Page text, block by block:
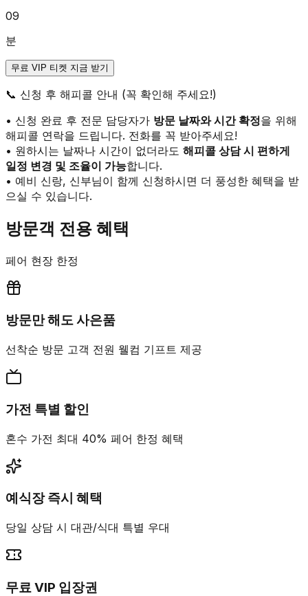
09
분
무료 VIP 티켓 지금 받기
📞 신청 후 해피콜 안내 (꼭 확인해 주세요!)
• 신청 완료 후 전문 담당자가 방문 날짜와 시간 확정을 위해
해피콜 연락을 드립니다. 전화를 꼭 받아주세요!
• 원하시는 날짜나 시간이 없더라도 해피콜 상담 시 편하게
일정 변경 및 조율이 가능합니다.
• 예비 신랑, 신부님이 함께 신청하시면 더 풍성한 혜택을 받
으실 수 있습니다.
방문객 전용 혜택
페어 현장 한정
방문만 해도 사은품
선착순 방문 고객 전원 웰컴 기프트 제공
가전 특별 할인
혼수 가전 최대 40% 페어 한정 혜택
예식장 즉시 혜택
당일 상담 시 대관/식대 특별 우대
무료 VIP 입장권